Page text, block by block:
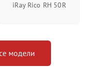
iRay Rico RH 50R
модели